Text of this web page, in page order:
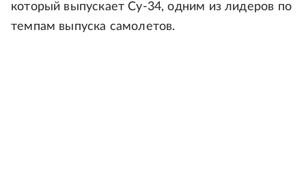
который выпускает Су-34, одним из лидеров по
темпам выпуска самолетов.